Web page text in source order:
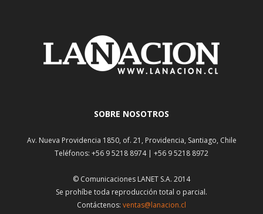
SOBRE NOSOTROS
Av. Nueva Providencia 1850, of. 21, Providencia, Santiago, Chile
Teléfonos: +56 9 5218 8974 | +56 9 5218 8972
© Comunicaciones LANET S.A. 2014
Se prohíbe toda reproducción total o parcial.
Contáctenos: ventas@lanacion.cl